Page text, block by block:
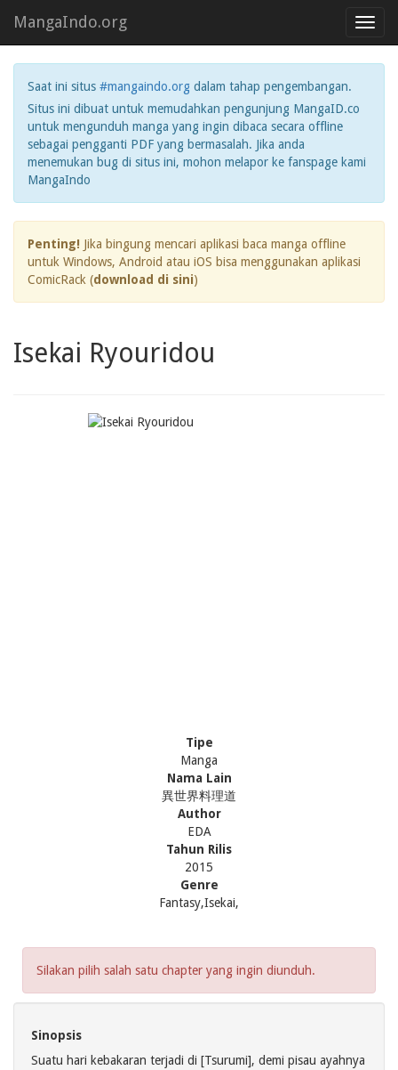
MangaIndo.org
Saat ini situs #mangaindo.org dalam tahap pengembangan.
Situs ini dibuat untuk memudahkan pengunjung MangaID.co
untuk mengunduh manga yang ingin dibaca secara offline
sebagai pengganti PDF yang bermasalah. Jika anda
menemukan bug di situs ini, mohon melapor ke fanspage kami
MangaIndo
Penting! Jika bingung mencari aplikasi baca manga offline
untuk Windows, Android atau iOS bisa menggunakan aplikasi
ComicRack (download di sini)
Isekai Ryouridou
Tipe
Manga
Nama Lain
異世界料理道
Author
EDA
Tahun Rilis
2015
Genre
Fantasy,Isekai,
Silakan pilih salah satu chapter yang ingin diunduh.
Sinopsis
Suatu hari kebakaran terjadi di [Tsurumi], demi pisau ayahnya